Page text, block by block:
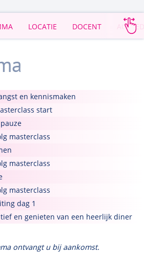
werd hierover nagedacht.
proberen antwoord te
in de zesde eeuw v.C., is bij
te formuleren op vragen
zinvol kunnen maken. En
verantwoorder en wijzer
van het bestaan
masterclass bespreken we
levensvragen aan de
werken:Het gelukvan
van de Engelse econoom
LOCATIE DOCENT
en kennismaken
start
masterclass
masterclass
masterclass
dag 1
en genieten van een heerlijk diner
ontvangt u bij aankomst.